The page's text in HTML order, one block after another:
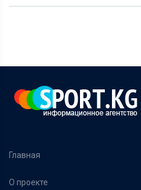
Главная
О проекте